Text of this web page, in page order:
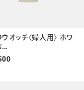
オッチ〈婦人用〉 ホワ
...